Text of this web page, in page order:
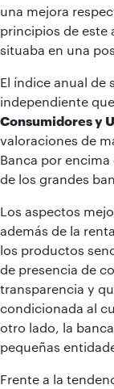
una mejora
principios de este
situaba en una
El índice anual de
independiente
Consumidores y
valoraciones de
Banca por
de los grandes
Los aspectos
además de la
los productos
de presencia de
transparencia y
condicionada al
otro lado, la
pequeñas
Frente a la